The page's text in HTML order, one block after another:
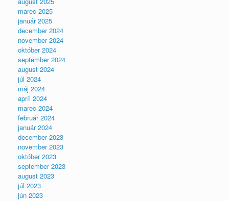
marec 2025
január 2025
december 2024
november 2024
október 2024
september 2024
august 2024
júl 2024
máj 2024
apríl 2024
marec 2024
február 2024
január 2024
december 2023
november 2023
október 2023
september 2023
august 2023
júl 2023
jún 2023